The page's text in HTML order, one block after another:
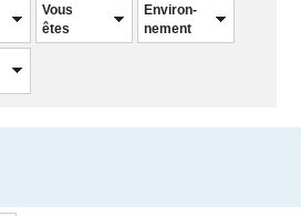
Vous
êtes
Environ-
nement